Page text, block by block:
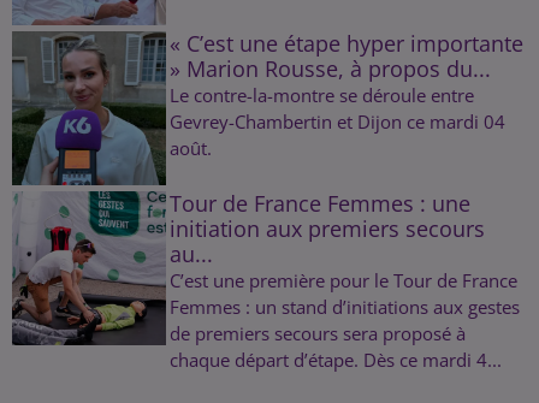
« C’est une étape hyper importante
» Marion Rousse, à propos du...
Le contre-la-montre se déroule entre
Gevrey-Chambertin et Dijon ce mardi 04
août.
Tour de France Femmes : une
initiation aux premiers secours
au...
C’est une première pour le Tour de France
Femmes : un stand d’initiations aux gestes
de premiers secours sera proposé à
chaque départ d’étape. Dès ce mardi 4...